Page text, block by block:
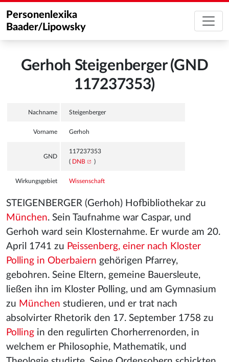
Personenlexika
Baader/Lipowsky
Gerhoh Steigenberger (GND
117237353)
Nachname Steigenberger
Vorname Gerhoh
GND
117237353
( DNB )
Wirkungsgebiet Wissenschaft
STEIGENBERGER (Gerhoh) Hofbibliothekar zu
München. Sein Taufnahme war Caspar, und
Gerhoh ward sein Klosternahme. Er wurde am 20.
April 1741 zu Peissenberg, einer nach Kloster
Polling in Oberbaiern gehörigen Pfarrey,
gebohren. Seine Eltern, gemeine Bauersleute,
ließen ihn im Kloster Polling, und am Gymnasium
zu München studieren, und er trat nach
absolvirter Rhetorik den 17. September 1758 zu
Polling in den regulirten Chorherrenorden, in
welchem er Philosophie, Mathematik, und